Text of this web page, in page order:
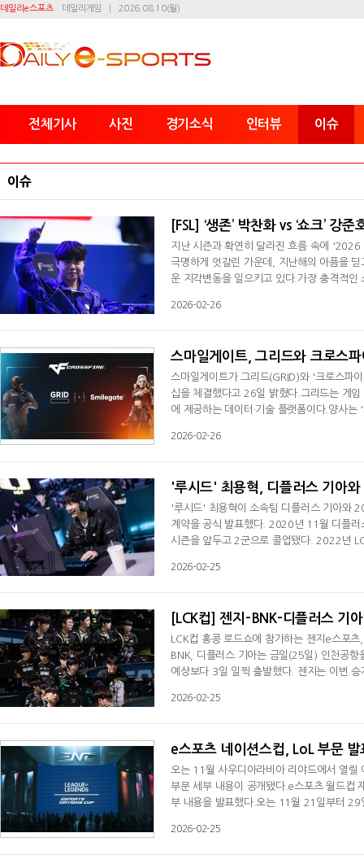
데일리e스포츠 데일리게임 2026.08.10(월)
전체기사 사진 경기소식 인터뷰 이슈
이슈
[FSL] ‘생존’ 박찬화 vs ‘쇼크’ 강
지난 시즌과 확연히 달라진 흐름 속에 '2026
극명하게 엇갈린 가운데, 지난해의 아픔을
운 지각변동을 일으키고 있다.가장 충격적
패를 당하며 고배를 마셨다. 두 시즌 모두 결
2026-02-26
스마일게이트, 그리드와 크로스
스마일게이트가 그리드(GRID)와 '크로스파
십을 체결했다고 26일 밝혔다.그리드는 게
에 제공하는 데이터·기술 플랫폼이다.양사
의 상업적 기반을 강화하고, 이용자와 팬 경
2026-02-26
'루시드' 최용혁, 디플러스 기아
'루시드' 최용혁이 소속팀 디플러스 기아와
계약을 공식 발표했다. 2020년 11월 디플러
시즌을 앞두고 2군으로 콜업됐다. 2022년
컵 패자 3라운드 T1과의 경기에서 결정적인
2026-02-25
[LCK컵] 젠지-BNK-디플러스 기
LCK컵 홍콩 로드쇼에 참가하는 젠지e스포
BNK, 디플러스 기아는 금일(25일) 인천공
예상보다 3일 일찍 출발했다. 젠지는 이번
만 홍콩행을 확정했고 디플러스 기아가 T1
2026-02-25
e스포츠 네이션스컵, LoL 부문
오는 11월 사우디아라비아 리야드에서 열릴
부문 세부 내용이 공개됐다.e스포츠 월드컵
부 내용을 발표했다.오는 11월 21일부터 29
로빈 방식으로 경기를 치른다. 방식은 단판
2026-02-25